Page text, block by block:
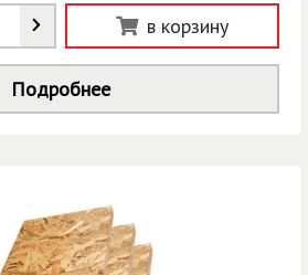
в корзину
Подробнее